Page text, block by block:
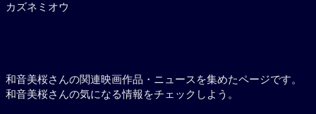
カズネミオウ
和音美桜さんの関連映画作品・ニュースを集めたページです。
和音美桜さんの気になる情報をチェックしよう。